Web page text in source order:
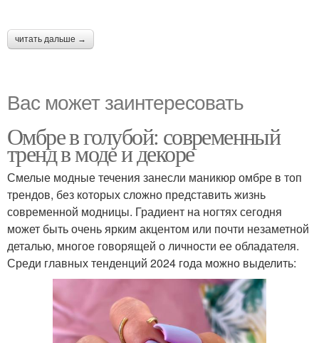
читать дальше →
Вас может заинтересовать
Омбре в голубой: современный
тренд в моде и декоре
Смелые модные течения занесли маникюр омбре в топ
трендов, без которых сложно представить жизнь
современной модницы. Градиент на ногтях сегодня
может быть очень ярким акцентом или почти незаметной
деталью, многое говорящей о личности ее обладателя.
Среди главных тенденций 2024 года можно выделить: